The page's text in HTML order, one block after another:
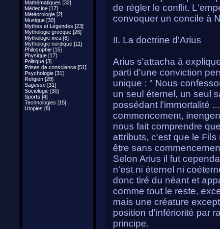
Mathématiques [32]
Médecine [17]
Météorologie [2]
Musique [30]
Mythes et Légendes [23]
Mythologie grecque [26]
Mythologie inca [6]
Mythologie nordique [11]
Philosophie [15]
Physique [17]
Politique [3]
Prises de conscience [51]
Psychologie [31]
Religion [28]
Sagesse [31]
Sociologie [30]
Sports [4]
Technologies [15]
Utopies [8]
de régler le conflit.
convoquer un concile à
II. La doctrine d'Arius
Arius s'attacha à
parti d'une conviction
unique : " Nous
un seul éternel, un seul
possédant l'immortalité
commencement,
nous fait comprendre
attributs, c'est que le
être sans
Selon Arius il fut
n'est ni éternel ni
donc tiré du néant et
comme tout le reste,
mais une créature
position d'infériorité par
principe.